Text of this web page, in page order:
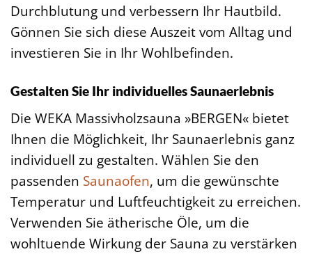
Durchblutung und verbessern Ihr Hautbild.
Gönnen Sie sich diese Auszeit vom Alltag und
investieren Sie in Ihr Wohlbefinden.
Gestalten Sie Ihr individuelles Saunaerlebnis
Die WEKA Massivholzsauna »BERGEN« bietet
Ihnen die Möglichkeit, Ihr Saunaerlebnis ganz
individuell zu gestalten. Wählen Sie den
passenden Saunaofen, um die gewünschte
Temperatur und Luftfeuchtigkeit zu erreichen.
Verwenden Sie ätherische Öle, um die
wohltuende Wirkung der Sauna zu verstärken